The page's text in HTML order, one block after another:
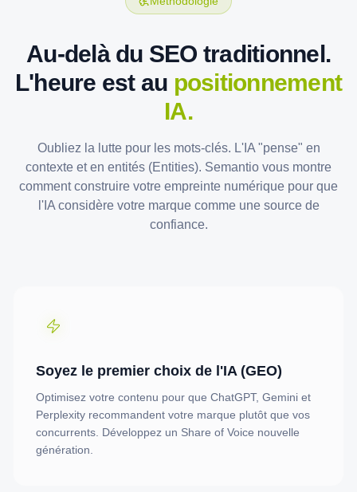
Au-delà du SEO traditionnel.
L'heure est au positionnement
IA.
Oubliez la lutte pour les mots-clés. L'IA "pense" en
contexte et en entités (Entities). Semantio vous montre
comment construire votre empreinte numérique pour que
l'IA considère votre marque comme une source de
confiance.
Soyez le premier choix de l'IA (GEO)
Optimisez votre contenu pour que ChatGPT, Gemini et
Perplexity recommandent votre marque plutôt que vos
concurrents. Développez un Share of Voice nouvelle
génération.